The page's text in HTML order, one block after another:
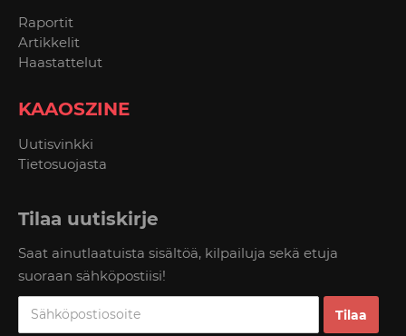
Raportit
Artikkelit
Haastattelut
KAAOSZINE
Uutisvinkki
Tietosuojasta
Tilaa uutiskirje
Saat ainutlaatuista sisältöä, kilpailuja sekä etuja
suoraan sähköpostiisi!